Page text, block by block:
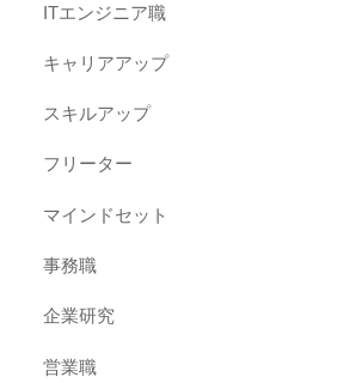
ITエンジニア職
キャリアアップ
スキルアップ
フリーター
マインドセット
事務職
企業研究
営業職